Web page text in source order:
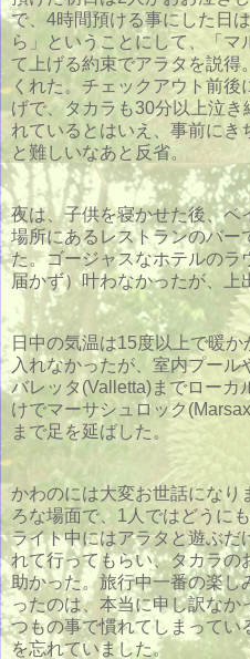
で、4時間預ける事にした日
ら」ということにして、「マ
て上げる約束でアラタを説得
くれた。チェックアウト前
げで、タカラも30分以上泣
れているとはいえ、事前にき
と難しいなあと反省。
夜は、子供を寝かせた後、ベ
場所にあるレストランのバー
た。ゴージャスなホテルのラ
届かず）叶わなかったが、上
日中の気温は15度以上で暖
入れなかったが、室内プール
バレッタ(Valletta)までローカ
けでマーサシュロック
まで足を延ばした。
かわのには大変お世話になり
ろな場面で、1人ではどうに
ライト中にはアラタと遊ぶだ
れて行ってもらい、タカラの
助かった。旅行中一番の楽
ったのは、本当に申し訳な
つもの事で慣れてしまってい
を忘れていました。